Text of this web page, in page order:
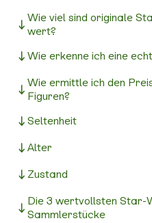
Wie viel sind originale
wert?
Wie erkenne ich eine
Wie ermittle ich den
Figuren?
Seltenheit
Alter
Zustand
Die 3 wertvollsten Star-
Sammlerstücke